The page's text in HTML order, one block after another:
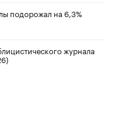
подорожал на 6,3%
журнала